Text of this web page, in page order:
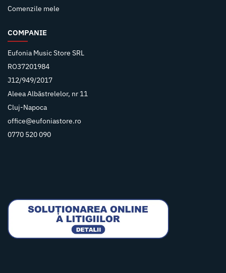
Comenzile mele
COMPANIE
Eufonia Music Store SRL
RO37201984
J12/949/2017
Aleea Albăstrelelor, nr 11
Cluj-Napoca
office@eufoniastore.ro
0770 520 090